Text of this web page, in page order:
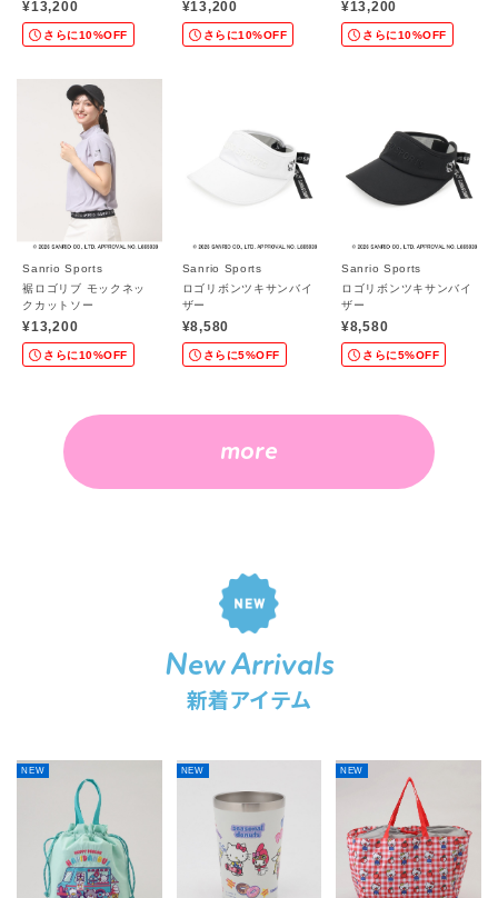
¥13,200
さらに10%OFF
¥13,200
さらに10%OFF
¥13,200
さらに10%OFF
Sanrio Sports
裾ロゴリブ モックネッ
クカットソー
¥13,200
さらに10%OFF
Sanrio Sports
ロゴリボンツキサンバイ
ザー
¥8,580
さらに5%OFF
Sanrio Sports
ロゴリボンツキサンバイ
ザー
¥8,580
さらに5%OFF
more
New Arrivals
新着アイテム
NEW NEW NEW